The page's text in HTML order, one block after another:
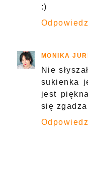
:)
Odpowiedz
MONIKA
Nie
sukienka
jest
się
Odpowiedz